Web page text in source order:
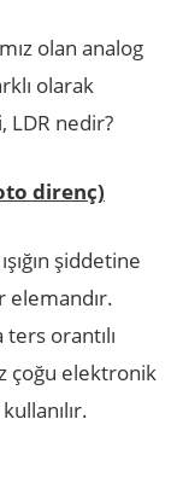
olan analog
olarak
LDR nedir?
direnç)
şiddetine
elemandır.
orantılı
çoğu elektronik